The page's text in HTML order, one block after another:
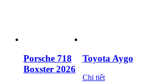
Porsche 718
Boxster 2026
Toyota Aygo
Chi tiết